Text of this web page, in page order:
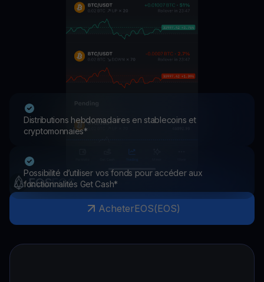
Distributions hebdomadaires en stablecoins et
cryptomonnaies*
Possibilité d’utiliser vos fonds pour accéder aux
fonctionnalités Get Cash*
EOSEOS
AcheterEOS(EOS)